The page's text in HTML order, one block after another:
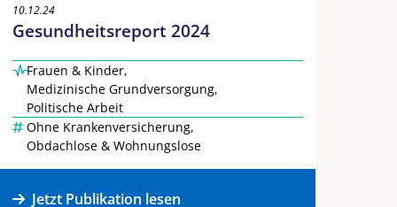
10.12.24
Gesundheitsreport 2024
Frauen & Kinder,
Medizinische Grundversorgung,
Politische Arbeit
Ohne Krankenversicherung,
Obdachlose & Wohnungslose
Jetzt Publikation lesen